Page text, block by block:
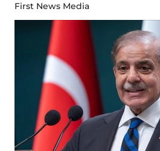
First News Media